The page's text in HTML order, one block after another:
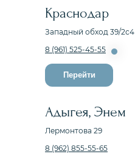
Адыгея, Энем
Лермонтова 29
8 (962) 855-55-65
Перейти
Краснодар
Западный обход 39/2с4
8 (961) 525-45-55